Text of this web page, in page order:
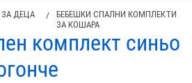
ДЕЦА
/
БЕБЕШКИ СПАЛНИ КОМПЛЕКТИ
ЗА КОШАРА
комплект синьо